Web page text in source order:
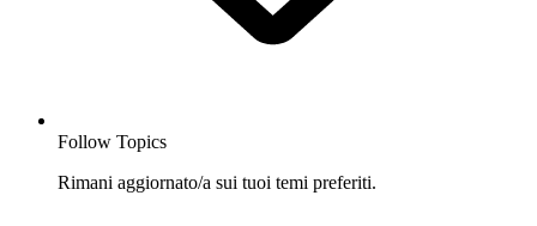
Follow Topics
Rimani aggiornato/a sui tuoi temi preferiti.